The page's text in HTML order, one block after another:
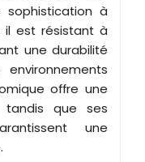
à
il est résistant à
une durabilité
offre une
tandis que ses
une